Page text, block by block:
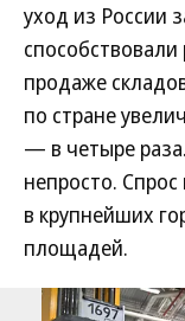
уход из России
продаже
по стране
— в четыре
непросто.
в крупнейших
площадей.